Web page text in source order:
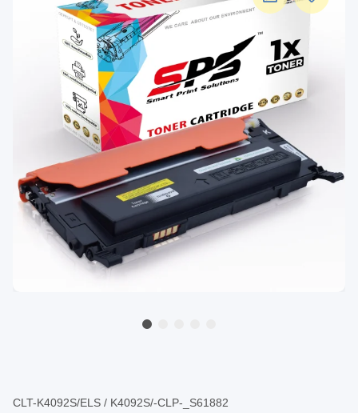
CLT-K4092S/ELS / K4092S/-CLP-_S61882